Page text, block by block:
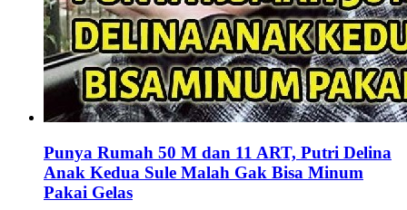
Punya Rumah 50 M dan 11 ART, Putri Delina
Anak Kedua Sule Malah Gak Bisa Minum
Pakai Gelas